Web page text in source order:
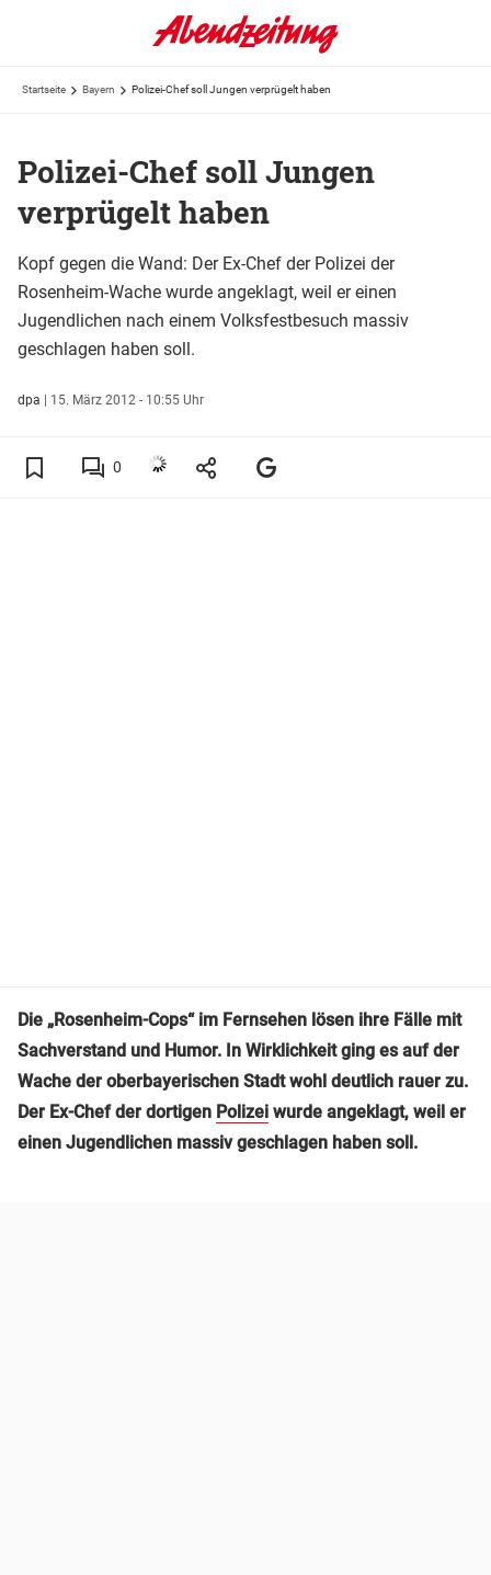
Startseite Bayern Polizei-Chef soll Jungen verprügelt haben
Polizei-Chef soll Jungen
verprügelt haben
Kopf gegen die Wand: Der Ex-Chef der Polizei der
Rosenheim-Wache wurde angeklagt, weil er einen
Jugendlichen nach einem Volksfestbesuch massiv
geschlagen haben soll.
dpa | 15. März 2012 - 10:55 Uhr
0
Die „Rosenheim-Cops“ im Fernsehen lösen ihre Fälle mit
Sachverstand und Humor. In Wirklichkeit ging es auf der
Wache der oberbayerischen Stadt wohl deutlich rauer zu.
Der Ex-Chef der dortigen Polizei wurde angeklagt, weil er
einen Jugendlichen massiv geschlagen haben soll.